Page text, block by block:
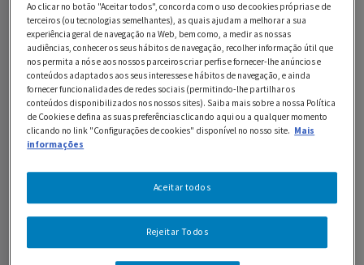
800 g de bife de vaca (cortado às tirinhas)
1/2 dl de azeite
3 dentes de alho
1 dl de água
1 embalagem de Natas Longa Vida Original
1 raminho de alecrim
sal e pimenta q.b
1 cebola (pequena, picada)
Ao clicar no botão "Aceitar todos", concorda com o uso de cookies próprias e de
terceiros (ou tecnologias semelhantes), as quais ajudam a melhorar a sua
experiência geral de navegação na Web, bem como, a medir as nossas
audiências, conhecer os seus hábitos de navegação, recolher informação útil que
nos permita a nós e aos nossos parceiros criar perfis e fornecer-lhe anúncios e
conteúdos adaptados aos seus interesses e hábitos de navegação, e ainda
fornecer funcionalidades de redes sociais (permitindo-lhe partilhar os
conteúdos disponibilizados nos nossos sites). Saiba mais sobre a nossa Política
de Cookies e defina as suas preferências clicando aqui ou a qualquer momento
clicando no link "Configurações de cookies" disponível no nosso site. Mais
informações
Rejeitar Todos
Aceitar todos